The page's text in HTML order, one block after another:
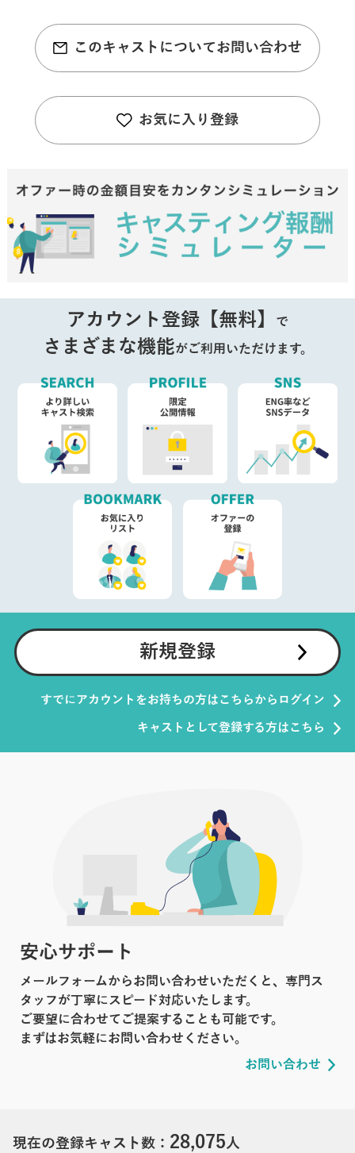
このキャストについてお問い合わせ
お気に入り登録
アカウント登録【無料】 で
さまざまな機能がご利用いただけます。
新規登録
すでにアカウントをお持ちの方はこちらからログイン
キャストとして登録する方はこちら
安心サポート
メールフォームからお問い合わせいただくと、専門ス
タッフが丁寧にスピード対応いたします。
ご要望に合わせてご提案することも可能です。
まずはお気軽にお問い合わせください。
お問い合わせ
現在の登録キャスト数： 28,075人